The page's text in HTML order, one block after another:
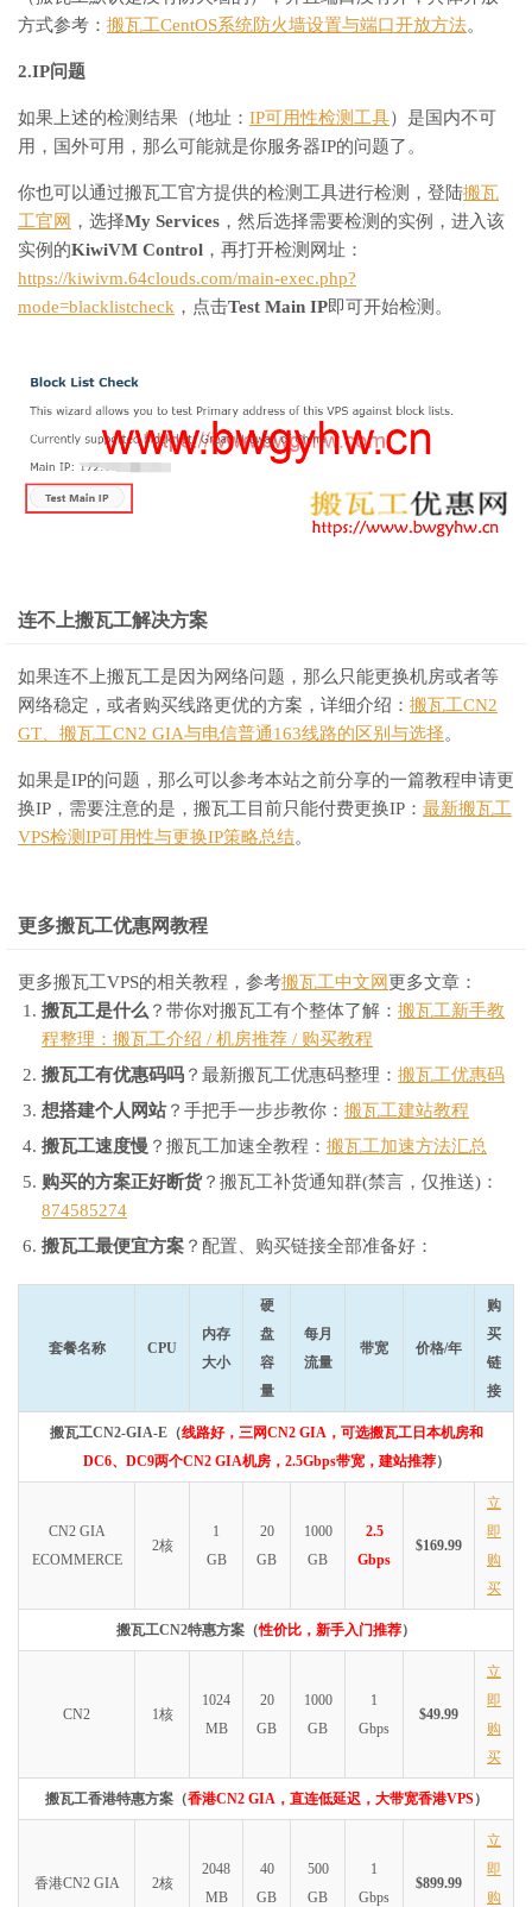
方式参考： 搬瓦工CentOS系统防火墙设置与端口开放方法。
2.IP问题
如果上述的检测结果（地址： IP可用性检测工具）是国内不可
用，国外可用，那么可能就是你服务器IP的问题了。
你也可以通过搬瓦工官方提供的检测工具进行检测，登陆搬瓦
工官网 ，选择My Services ，然后选择需要检测的实例，进入该
实例的KiwiVM Control ，再打开检测网址：
https://kiwivm.64clouds.com/main-exec.php?
mode=blacklistcheck ，点击Test Main IP即可开始检测。
连不上搬瓦工解决方案
如果连不上搬瓦工是因为网络问题，那么只能更换机房或者等
网络稳定，或者购买线路更优的方案，详细介绍： 搬瓦工CN2
GT、搬瓦工CN2 GIA与电信普通163线路的区别与选择。
如果是IP的问题，那么可以参考本站之前分享的一篇教程申请更
换IP，需要注意的是，搬瓦工目前只能付费更换IP： 最新搬瓦工
VPS检测IP可用性与更换IP策略总结。
更多搬瓦工优惠网教程
更多搬瓦工VPS的相关教程，参考搬瓦工中文网 更多文章：
搬瓦工是什么 ？带你对搬瓦工有个整体了解： 搬瓦工新手教
程整理：搬瓦工介绍 / 机房推荐 / 购买教程
搬瓦工有优惠码吗 ？最新搬瓦工优惠码整理： 搬瓦工优惠码
想搭建个人网站？手把手一步步教你： 搬瓦工建站教程
搬瓦工速度慢 ？搬瓦工加速全教程： 搬瓦工加速方法汇总
购买的方案正好断货？搬瓦工补货通知群(禁言，仅推送)：
874585274
搬瓦工最便宜方案 ？配置、购买链接全部准备好：
套餐名称 CPU
内存
大小
硬
盘
容
量
每月
流量
带宽 价格/年
购
买
链
接
搬瓦工CN2-GIA-E（线路好，三网CN2 GIA，可选搬瓦工日本机房和
DC6、DC9两个CN2 GIA机房，2.5Gbps带宽，建站推荐）
CN2 GIA
ECOMMERCE
2核
1
GB
20
GB
1000
GB
2.5
Gbps
$169.99
立
即
购
买
搬瓦工CN2特惠方案（性价比，新手入门推荐）
CN2 1核
1024
MB
20
GB
1000
GB
1
Gbps
$49.99
立
即
购
买
搬瓦工香港特惠方案（香港CN2 GIA，直连低延迟，大带宽香港VPS）
香港CN2 GIA 2核
2048
MB
40
GB
500
GB
1
Gbps
$899.99
立
即
购